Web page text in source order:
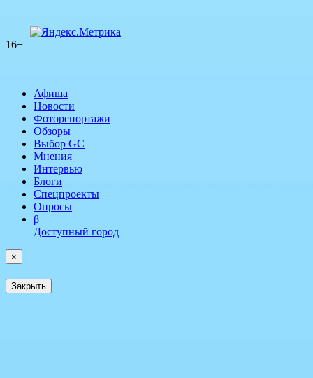
16+
Афиша
Новости
Фоторепортажи
Обзоры
Выбор GC
Мнения
Интервью
Блоги
Спецпроекты
Опросы
β
Доступный город
×
Закрыть